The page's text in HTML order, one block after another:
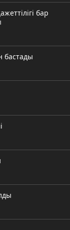
бар
бастады